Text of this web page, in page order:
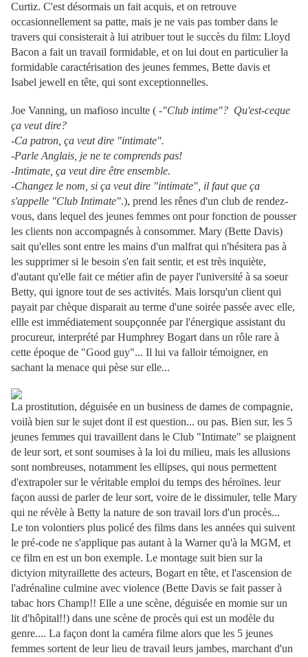
Curtiz. C'est désormais un fait acquis, et on retrouve
occasionnellement sa patte, mais je ne vais pas tomber dans le
travers qui consisterait à lui atribuer tout le succès du film: Lloyd
Bacon a fait un travail formidable, et on lui dout en particulier la
formidable caractérisation des jeunes femmes, Bette davis et
Isabel jewell en tête, qui sont exceptionnelles.
Joe Vanning, un mafioso inculte ( -"Club intime"? Qu'est-ceque
ça veut dire?
-Ca patron, ça veut dire "intimate".
-Parle Anglais, je ne te comprends pas!
-Intimate, ça veut dire être ensemble.
-Changez le nom, si ça veut dire "intimate", il faut que ça
s'appelle "Club Intimate".), prend les rênes d'un club de rendez-
vous, dans lequel des jeunes femmes ont pour fonction de pousser
les clients non accompagnés à consommer. Mary (Bette Davis)
sait qu'elles sont entre les mains d'un malfrat qui n'hésitera pas à
les supprimer si le besoin s'en fait sentir, et est très inquiète,
d'autant qu'elle fait ce métier afin de payer l'université à sa soeur
Betty, qui ignore tout de ses activités. Mais lorsqu'un client qui
payait par chèque disparait au terme d'une soirée passée avec elle,
ellle est immédiatement soupçonnée par l'énergique assistant du
procureur, interprété par Humphrey Bogart dans un rôle rare à
cette époque de "Good guy"... Il lui va falloir témoigner, en
sachant la menace qui pèse sur elle...
La prostitution, déguisée en un business de dames de compagnie,
voilà bien sur le sujet dont il est question... ou pas. Bien sur, les 5
jeunes femmes qui travaillent dans le Club "Intimate" se plaignent
de leur sort, et sont soumises à la loi du milieu, mais les allusions
sont nombreuses, notamment les ellipses, qui nous permettent
d'extrapoler sur le véritable emploi du temps des héroïnes. leur
façon aussi de parler de leur sort, voire de le dissimuler, telle Mary
qui ne révèle à Betty la nature de son travail lors d'un procès...
Le ton volontiers plus policé des films dans les années qui suivent
le pré-code ne s'applique pas autant à la Warner qu'à la MGM, et
ce film en est un bon exemple. Le montage suit bien sur la
dictyion mityraillette des acteurs, Bogart en tête, et l'ascension de
l'adrénaline culmine avec violence (Bette Davis se fait passer à
tabac hors Champ!! Elle a une scène, déguisée en momie sur un
lit d'hôpital!!) dans une scène de procès qui est un modèle du
genre.... La façon dont la caméra filme alors que les 5 jeunes
femmes sortent de leur lieu de travail leurs jambes, marchant d'un